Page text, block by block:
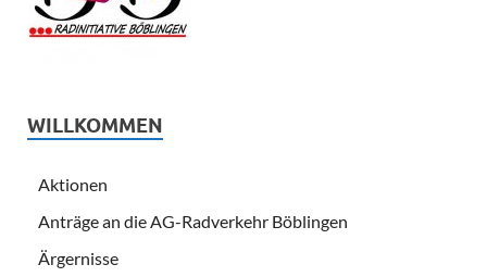
WILLKOMMEN
Aktionen
Anträge an die AG-Radverkehr Böblingen
Ärgernisse